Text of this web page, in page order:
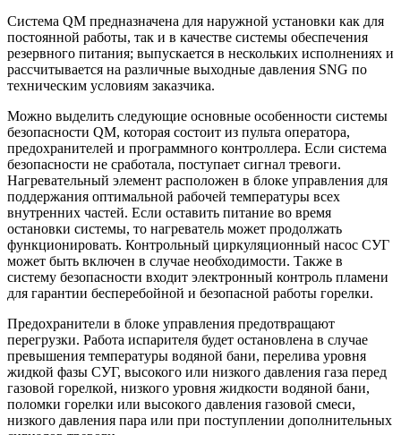
Система QM предназначена для наружной установки как для
постоянной работы, так и в качестве системы обеспечения
резервного питания; выпускается в нескольких исполнениях и
рассчитывается на различные выходные давления SNG по
техническим условиям заказчика.
Можно выделить следующие основные особенности системы
безопасности QM, которая состоит из пульта оператора,
предохранителей и программного контроллера. Если система
безопасности не сработала, поступает сигнал тревоги.
Нагревательный элемент расположен в блоке управления для
поддержания оптимальной рабочей температуры всех
внутренних частей. Если оставить питание во время
остановки системы, то нагреватель может продолжать
функционировать. Контрольный циркуляционный насос СУГ
может быть включен в случае необходимости. Также в
систему безопасности входит электронный контроль пламени
для гарантии бесперебойной и безопасной работы горелки.
Предохранители в блоке управления предотвращают
перегрузки. Работа испарителя будет остановлена в случае
превышения температуры водяной бани, перелива уровня
жидкой фазы СУГ, высокого или низкого давления газа перед
газовой горелкой, низкого уровня жидкости водяной бани,
поломки горелки или высокого давления газовой смеси,
низкого давления пара или при поступлении дополнительных